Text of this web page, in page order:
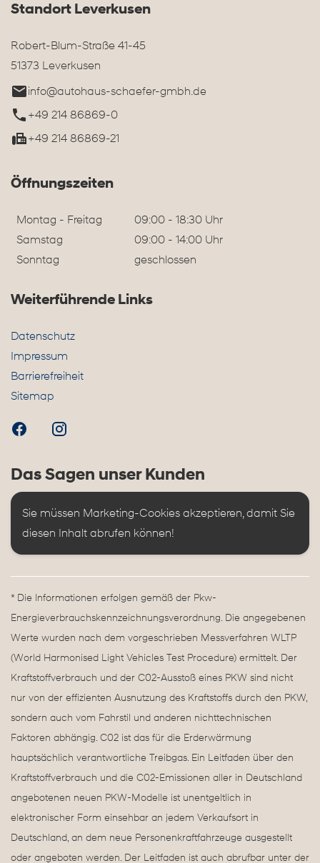
Standort Leverkusen
Robert-Blum-Straße 41-45
51373 Leverkusen
info@autohaus-schaefer-gmbh.de
+49 214 86869-0
+49 214 86869-21
Öffnungszeiten
Montag - Freitag
09:00 - 18:30 Uhr
Samstag
09:00 - 14:00 Uhr
Sonntag
geschlossen
Weiterführende Links
Datenschutz
Impressum
Barrierefreiheit
Sitemap
Das Sagen unser Kunden
Sie müssen Marketing-Cookies akzeptieren, damit Sie
diesen Inhalt abrufen können!
* Die Informationen erfolgen gemäß der Pkw-
Energieverbrauchskennzeichnungsverordnung. Die angegebenen
Werte wurden nach dem vorgeschrieben Messverfahren WLTP
(World Harmonised Light Vehicles Test Procedure) ermittelt. Der
Kraftstoffverbrauch und der C02-Ausstoß eines PKW sind nicht
nur von der effizienten Ausnutzung des Kraftstoffs durch den PKW,
sondern auch vom Fahrstil und anderen nichttechnischen
Faktoren abhängig. C02 ist das für die Erderwärmung
hauptsächlich verantwortliche Treibgas. Ein Leitfaden über den
Kraftstoffverbrauch und die C02-Emissionen aller in Deutschland
angebotenen neuen PKW-Modelle ist unentgeltlich in
elektronischer Form einsehbar an jedem Verkaufsort in
Deutschland, an dem neue Personenkraftfahrzeuge ausgestellt
oder angeboten werden. Der Leitfaden ist auch abrufbar unter der